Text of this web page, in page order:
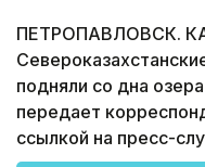
ПЕТРОПАВЛОВСК.
подняли со дна
передает
ссылкой на пресс-